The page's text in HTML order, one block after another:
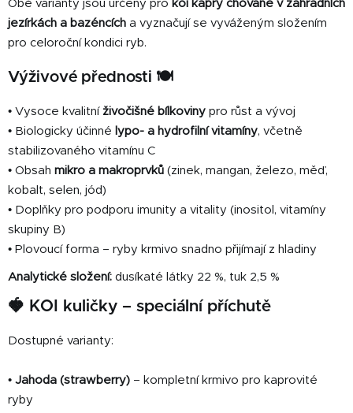
u
Obě varianty jsou určeny pro koi kapry chované v zahradních
jezírkách a bazéncích a vyznačují se vyváženým složením
pro celoroční kondici ryb.
Výživové přednosti 🍽️
• Vysoce kvalitní živočišné bílkoviny pro růst a vývoj
• Biologicky účinné lypo- a hydrofilní vitamíny, včetně
stabilizovaného vitamínu C
• Obsah mikro a makroprvků (zinek, mangan, železo, měď,
kobalt, selen, jód)
• Doplňky pro podporu imunity a vitality (inositol, vitamíny
skupiny B)
• Plovoucí forma – ryby krmivo snadno přijímají z hladiny
Analytické složení: dusíkaté látky 22 %, tuk 2,5 %
🍓 KOI kuličky – speciální příchutě
Dostupné varianty:
• Jahoda (strawberry) – kompletní krmivo pro kaprovité
ryby